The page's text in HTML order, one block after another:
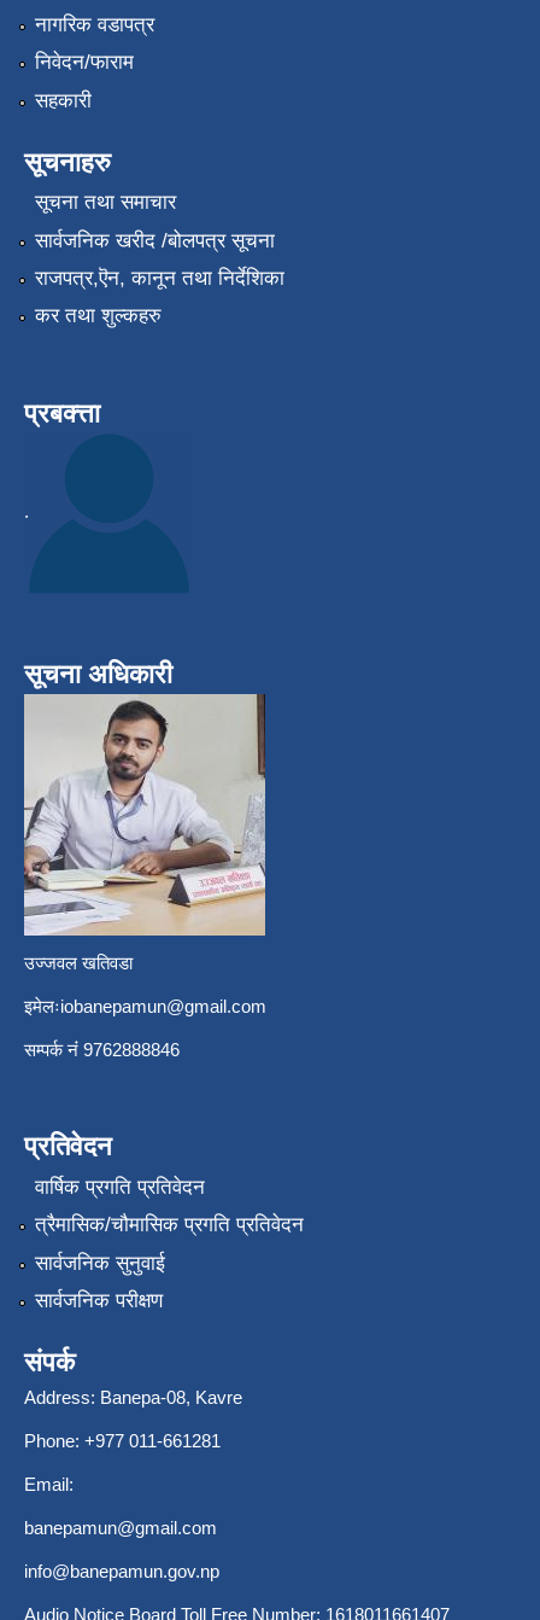
नागरिक वडापत्र
निवेदन/फाराम
सहकारी
सूचनाहरु
सूचना तथा समाचार
सार्वजनिक खरीद /बोलपत्र सूचना
राजपत्र,ऎन, कानून तथा निर्देशिका
कर तथा शुल्कहरु
प्रबक्त्ता
.
सूचना अधिकारी
उज्जवल खतिवडा
इमेलःiobanepamun@gmail.com
सम्पर्क नंं 9762888846
प्रतिवेदन
वार्षिक प्रगति प्रतिवेदन
त्रैमासिक/चौमासिक प्रगति प्रतिवेदन
सार्वजनिक सुनुवाई
सार्वजनिक परीक्षण
संपर्क
Address: Banepa-08, Kavre
Phone: +977 011-661281
Email:
banepamun@gmail.com
info@banepamun.gov.np
Audio Notice Board Toll Free Number: 1618011661407